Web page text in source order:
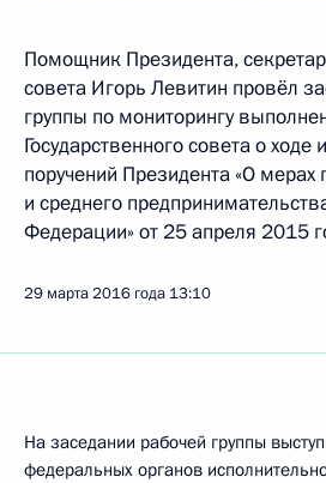
Помощник Президента,
совета Игорь Левитин провёл
группы по мониторингу
Государственного совета о ходе
поручений Президента «О
и среднего
Федерации» от 25 апреля 2015
29 марта 2016 года 13:10
На заседании рабочей группы
федеральных органов